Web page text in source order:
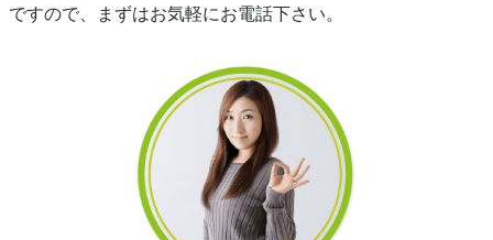
ですので、まずはお気軽にお電話下さい。